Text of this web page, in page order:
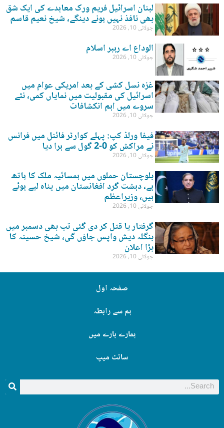
لبنان اسرائیل فریم ورک معاہدے کی ایک شق
بھی نافذ نہیں ہونے دینگے، شیخ نعیم قاسم
جولائی 10, 2026
الوداع اے رہبر اسلام
جولائی 10, 2026
غزہ نسل کشی کے بعد امریکی عوام میں
اسرائیل کی مقبولیت میں نمایاں کمی، نئے
سروے میں اہم انکشافات
جولائی 10, 2026
فیفا ورلڈ کپ: پہلے کوارٹر فائنل میں فرانس
نے مراکش کو 0-2 گول سے ہرا دیا
جولائی 10, 2026
بلوچستان حملوں میں ہمسائیہ ملک کا ہاتھ
ہے، دہشت گرد افغانستان میں پناہ لیے ہوئے
ہیں، وزیراعظم
جولائی 10, 2026
گرفتار یا قتل کر دی گئی تب بھی دسمبر میں
بنگلہ دیش واپس جاؤں گی، شیخ حسینہ کا
بڑا اعلان
جولائی 10, 2026
صفحہ اول
ہم سے رابطہ
ہمارے بارے میں
سائٹ میپ